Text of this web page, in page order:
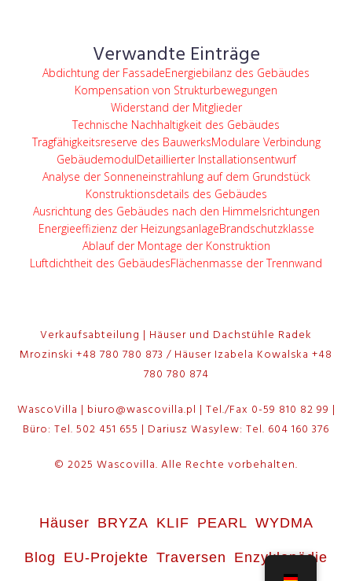
Verwandte Einträge
Abdichtung der FassadeEnergiebilanz des Gebäudes
Kompensation von Strukturbewegungen
Widerstand der Mitglieder
Technische Nachhaltigkeit des Gebäudes
Tragfähigkeitsreserve des BauwerksModulare Verbindung
GebäudemodulDetaillierter Installationsentwurf
Analyse der Sonneneinstrahlung auf dem Grundstück
Konstruktionsdetails des Gebäudes
Ausrichtung des Gebäudes nach den Himmelsrichtungen
Energieeffizienz der HeizungsanlageBrandschutzklasse
Ablauf der Montage der Konstruktion
Luftdichtheit des GebäudesFlächenmasse der Trennwand
Verkaufsabteilung | Häuser und Dachstühle Radek
Mrozinski +48 780 780 873 / Häuser Izabela Kowalska +48
780 780 874
WascoVilla | biuro@wascovilla.pl | Tel./Fax 0-59 810 82 99 |
Büro: Tel. 502 451 655 | Dariusz Wasylew: Tel. 604 160 376
Häuser BRYZA KLIF PEARL WYDMA
Blog EU-Projekte Traversen Enzyklopädie
© 2025 Wascovilla. Alle Rechte vorbehalten.